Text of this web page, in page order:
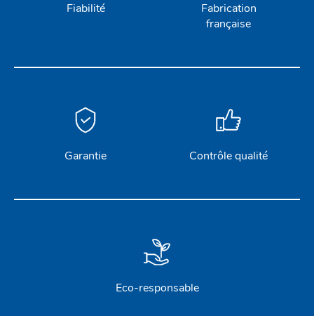
Fiabilité
Fabrication
française
Garantie Contrôle qualité
Eco-responsable